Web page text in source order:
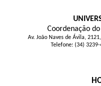
Coordenação
Av. João Naves de Ávila,
Telefone: (34)